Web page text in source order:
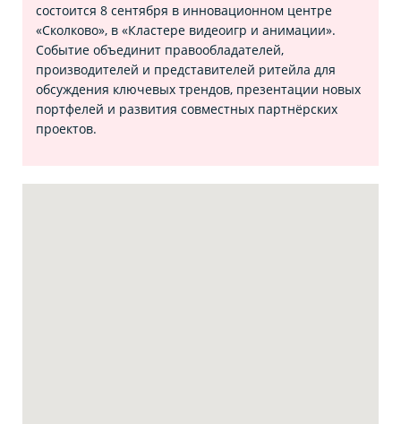
состоится 8 сентября в инновационном центре
«Сколково», в «Кластере видеоигр и анимации».
Событие объединит правообладателей,
производителей и представителей ритейла для
обсуждения ключевых трендов, презентации новых
портфелей и развития совместных партнёрских
проектов.